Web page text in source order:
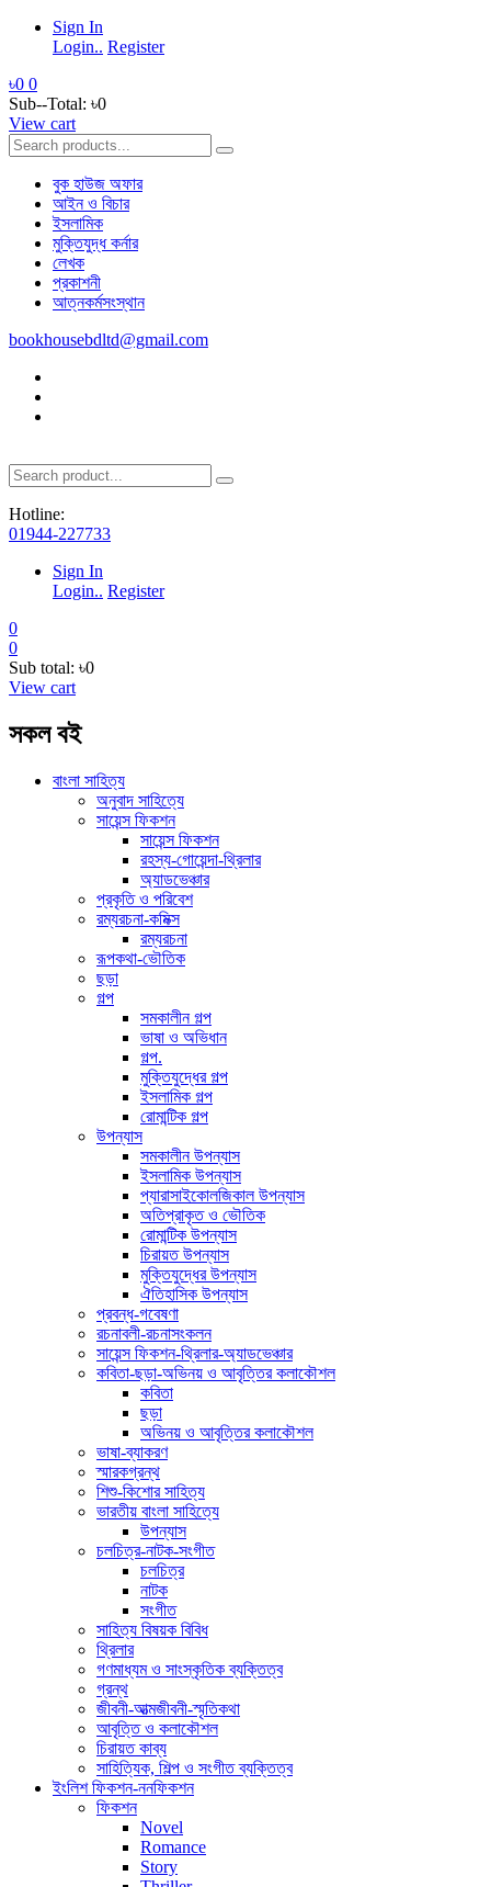
Sign In
Login.. Register
৳0 0
Sub--Total: ৳0
View cart
বুক হাউজ অফার
আইন ও বিচার
ইসলামিক
মুক্তিযুদ্ধ কর্নার
লেখক
প্রকাশনী
আত্নকর্মসংস্থান
bookhousebdltd@gmail.com
Hotline:
01944-227733
Sign In
Login.. Register
0
0
Sub total: ৳0
View cart
সকল বই
বাংলা সাহিত্য
অনুবাদ সাহিত্যে
সায়েন্স ফিকশন
সায়েন্স ফিকশন
রহস্য-গোয়েন্দা-থ্রিলার
অ্যাডভেঞ্চার
প্রকৃতি ও পরিবেশ
রম্যরচনা-কমিক্স
রম্যরচনা
রূপকথা-ভৌতিক
ছড়া
গল্প
সমকালীন গল্প
ভাষা ও অভিধান
গল্প.
মুক্তিযুদ্ধের গল্প
ইসলামিক গল্প
রোমান্টিক গল্প
উপন্যাস
সমকালীন উপন্যাস
ইসলামিক উপন্যাস
প্যারাসাইকোলজিকাল উপন্যাস
অতিপ্রাকৃত ও ভৌতিক
রোমান্টিক উপন্যাস
চিরায়ত উপন্যাস
মুক্তিযুদ্ধের উপন্যাস
ঐতিহাসিক উপন্যাস
প্রবন্ধ-গবেষণা
রচনাবলী-রচনাসংকলন
সায়েন্স ফিকশন-থ্রিলার-অ্যাডভেঞ্চার
কবিতা-ছড়া-অভিনয় ও আবৃত্তির কলাকৌশল
কবিতা
ছড়া
অভিনয় ও আবৃত্তির কলাকৌশল
ভাষা-ব্যাকরণ
স্মারকগ্রন্থ
শিশু-কিশোর সাহিত্য
ভারতীয় বাংলা সাহিত্যে
উপন্যাস
চলচিত্র-নাটক-সংগীত
চলচিত্র
নাটক
সংগীত
সাহিত্য বিষয়ক বিবিধ
থ্রিলার
গণমাধ্যম ও সাংস্কৃতিক ব্যক্তিত্ব
গ্রন্থ
জীবনী-আত্মজীবনী-স্মৃতিকথা
আবৃত্তি ও কলাকৌশল
চিরায়ত কাব্য
সাহিত্যিক, শিল্প ও সংগীত ব্যক্তিত্ব
ইংলিশ ফিকশন-ননফিকশন
ফিকশন
Novel
Romance
Story